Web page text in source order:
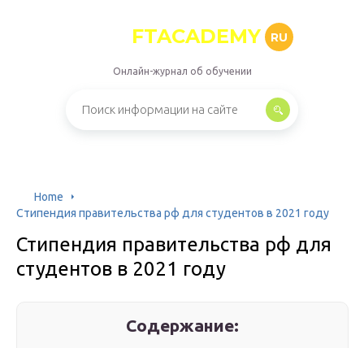
FTACADEMY RU
Онлайн-журнал об обучении
Home
Стипендия правительства рф для студентов в 2021 году
Стипендия правительства рф для
студентов в 2021 году
Содержание: